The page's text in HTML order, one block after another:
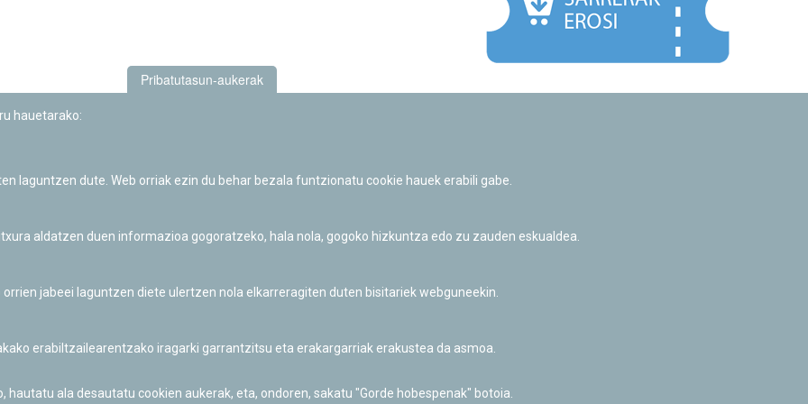
Informazio publikoa eskatzeko baimena
Pribatutasun-aukerak
hauetarako:
laguntzen dute. Web orriak ezin du behar bezala funtzionatu cookie hauek erabili gabe.
aldatzen duen informazioa gogoratzeko, hala nola, gogoko hizkuntza edo zu zauden eskualdea.
jabeei laguntzen diete ulertzen nola elkarreragiten duten bisitariek webguneekin.
erabiltzailearentzako iragarki garrantzitsu eta erakargarriak erakustea da asmoa.
ala desautatu cookien aukerak, eta, ondoren, sakatu "Gorde hobespenak" botoia.